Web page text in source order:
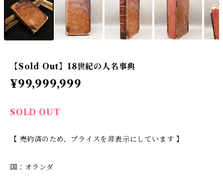
【Sold Out】18世紀の人名事典
¥99,999,999
SOLD OUT
【 売約済のため、プライスを非表示にしています 】
国：オランダ